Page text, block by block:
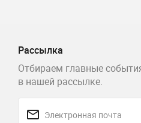
Рассылка
Отбираем главные
в нашей рассылке.